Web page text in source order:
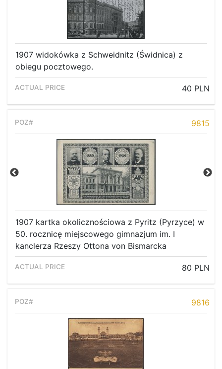
1907 widokówka z Schweidnitz (Świdnica) z
obiegu pocztowego.
40 PLN
9815
1907 kartka okolicznościowa z Pyritz (Pyrzyce) w
50. rocznicę miejscowego gimnazjum im. I
kanclerza Rzeszy Ottona von Bismarcka
80 PLN
9816